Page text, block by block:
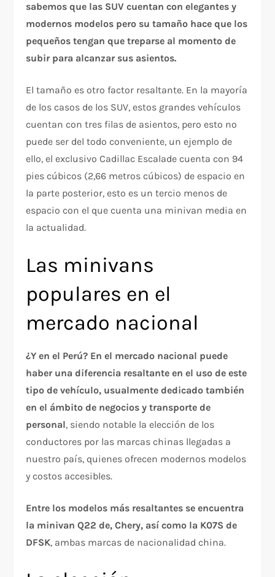
sabemos que las SUV cuentan con elegantes y
modernos modelos pero su tamaño hace que los
pequeños tengan que treparse al momento de
subir para alcanzar sus asientos.
El tamaño es otro factor resaltante. En la mayoría
de los casos de los SUV, estos grandes vehículos
cuentan con tres filas de asientos, pero esto no
puede ser del todo conveniente, un ejemplo de
ello, el exclusivo Cadillac Escalade cuenta con 94
pies cúbicos (2,66 metros cúbicos) de espacio en
la parte posterior, esto es un tercio menos de
espacio con el que cuenta una minivan media en
la actualidad.
Las minivans
populares en el
mercado nacional
¿Y en el Perú? En el mercado nacional puede
haber una diferencia resaltante en el uso de este
tipo de vehículo, usualmente dedicado también
en el ámbito de negocios y transporte de
personal, siendo notable la elección de los
conductores por las marcas chinas llegadas a
nuestro país, quienes ofrecen modernos modelos
y costos accesibles.
Entre los modelos más resaltantes se encuentra
la minivan Q22 de, Chery, así como la K07S de
DFSK, ambas marcas de nacionalidad china.